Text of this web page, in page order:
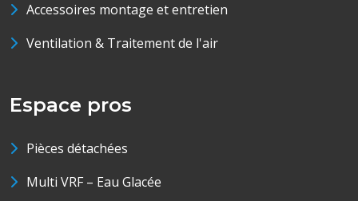
Accessoires montage et entretien
Ventilation & Traitement de l'air
Espace pros
Pièces détachées
Multi VRF – Eau Glacée